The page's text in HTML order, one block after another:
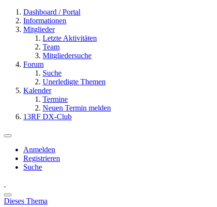
Dashboard / Portal
Informationen
Mitglieder
Letzte Aktivitäten
Team
Mitgliedersuche
Forum
Suche
Unerledigte Themen
Kalender
Termine
Neuen Termin melden
13RF DX-Club
Anmelden
Registrieren
Suche
Dieses Thema